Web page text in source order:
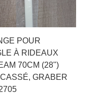
POUR
À RIDEAUX
70CM (28")
GRABER